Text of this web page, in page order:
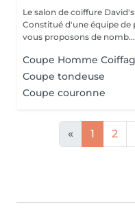
Le salon de coiffure
Constitué d'une équipe de
vous proposons de nomb...
Coupe Homme
Coupe tondeuse
Coupe couronne
« 1 2